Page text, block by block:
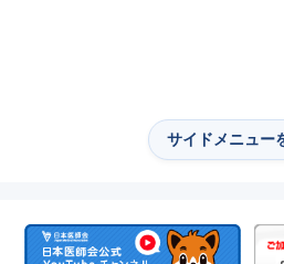
サイドメニュー